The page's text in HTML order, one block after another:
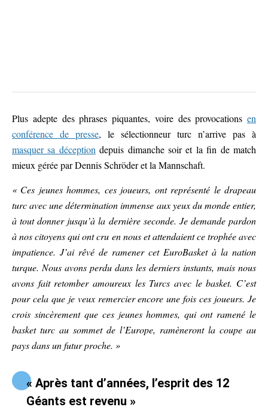
Plus adepte des phrases piquantes, voire des provocations en
conférence de presse, le sélectionneur turc n’arrive pas à
masquer sa déceptiondepuis dimanche soir et la fin de match
mieux gérée par Dennis Schröder et la Mannschaft.
« Ces jeunes hommes, ces joueurs, ont représenté le drapeau
turc avec une détermination immense aux yeux du monde entier,
à tout donner jusqu’à la dernière seconde. Je demande pardon
à nos citoyens qui ont cru en nous et attendaient ce trophée avec
impatience. J’ai rêvé de ramener cet EuroBasket à la nation
turque. Nous avons perdu dans les derniers instants, mais nous
avons fait retomber amoureux les Turcs avec le basket. C’est
pour cela que je veux remercier encore une fois ces joueurs. Je
crois sincèrement que ces jeunes hommes, qui ont ramené le
basket turc au sommet de l’Europe, ramèneront la coupe au
pays dans un futur proche. »
« Après tant d’années, l’esprit des 12
Géants est revenu »